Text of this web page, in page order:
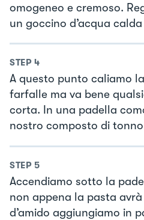
omogeneo e cremoso.
un goccino d’acqua
STEP 4
A questo punto caliamo
farfalle ma va bene
corta. In una padella
nostro composto di
STEP 5
Accendiamo sotto la
non appena la pasta
d’amido aggiungiamo in